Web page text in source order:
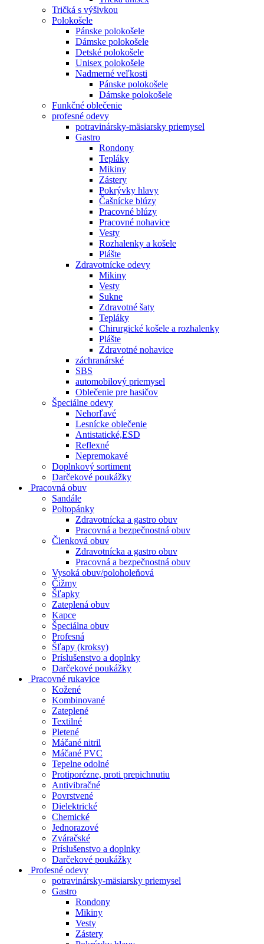
Tričká s výšivkou
Polokošele
Pánske polokošele
Dámske polokošele
Detské polokošele
Unisex polokošele
Nadmerné veľkosti
Pánske polokošele
Dámske polokošele
Funkčné oblečenie
profesné odevy
potravinársky-mäsiarsky priemysel
Gastro
Rondony
Tepláky
Mikiny
Zástery
Pokrývky hlavy
Čašnícke blúzy
Pracovné blúzy
Pracovné nohavice
Vesty
Rozhalenky a košele
Plášte
Zdravotnícke odevy
Mikiny
Vesty
Sukne
Zdravotné šaty
Tepláky
Chirurgické košele a rozhalenky
Plášte
Zdravotné nohavice
záchranárské
SBS
automobilový priemysel
Oblečenie pre hasičov
Špeciálne odevy
Nehorľavé
Lesnícke oblečenie
Antistatické,ESD
Reflexné
Nepremokavé
Doplnkový sortiment
Darčekové poukážky
Pracovná obuv
Sandále
Poltopánky
Zdravotnícka a gastro obuv
Pracovná a bezpečnostná obuv
Členková obuv
Zdravotnícka a gastro obuv
Pracovná a bezpečnostná obuv
Vysoká obuv/poloholeňová
Čižmy
Šľapky
Zateplená obuv
Kapce
Špeciálna obuv
Profesná
Šľapy (kroksy)
Príslušenstvo a doplnky
Darčekové poukážky
Pracovné rukavice
Kožené
Kombinované
Zateplené
Textilné
Pletené
Máčané nitril
Máčané PVC
Tepelne odolné
Protiporézne, proti prepichnutiu
Antivibračné
Povrstvené
Dielektrické
Chemické
Jednorazové
Zváračské
Príslušenstvo a doplnky
Darčekové poukážky
Profesné odevy
potravinársky-mäsiarsky priemysel
Gastro
Rondony
Mikiny
Vesty
Zástery